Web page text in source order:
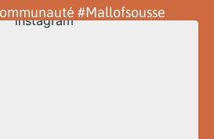
#Mallofsousse